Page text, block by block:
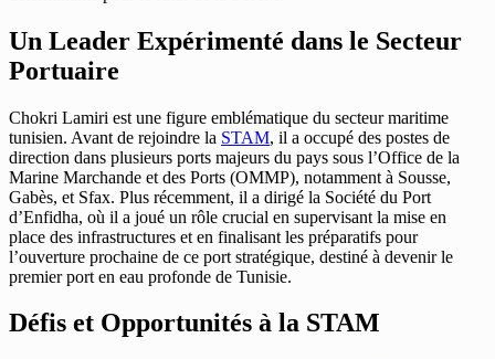
Un Leader Expérimenté dans le Secteur
Portuaire
Chokri Lamiri est une figure emblématique du secteur maritime
tunisien. Avant de rejoindre la STAM, il a occupé des postes de
direction dans plusieurs ports majeurs du pays sous l’Office de la
Marine Marchande et des Ports (OMMP), notamment à Sousse,
Gabès, et Sfax. Plus récemment, il a dirigé la Société du Port
d’Enfidha, où il a joué un rôle crucial en supervisant la mise en
place des infrastructures et en finalisant les préparatifs pour
l’ouverture prochaine de ce port stratégique, destiné à devenir le
premier port en eau profonde de Tunisie.
Défis et Opportunités à la STAM